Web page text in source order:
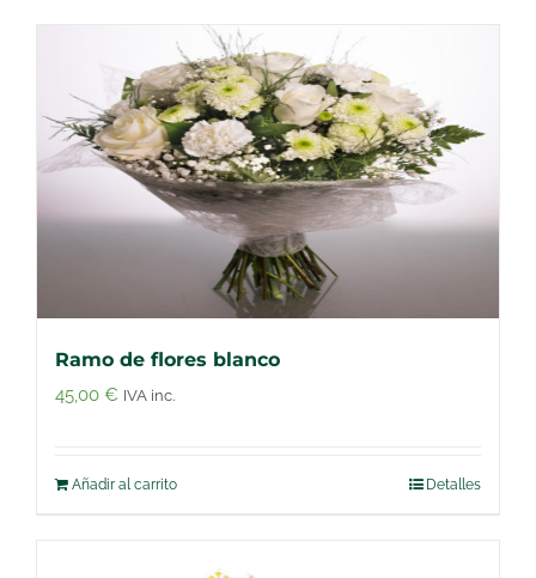
Ramo de flores blanco
45,00 € IVA inc.
Añadir al carrito Detalles